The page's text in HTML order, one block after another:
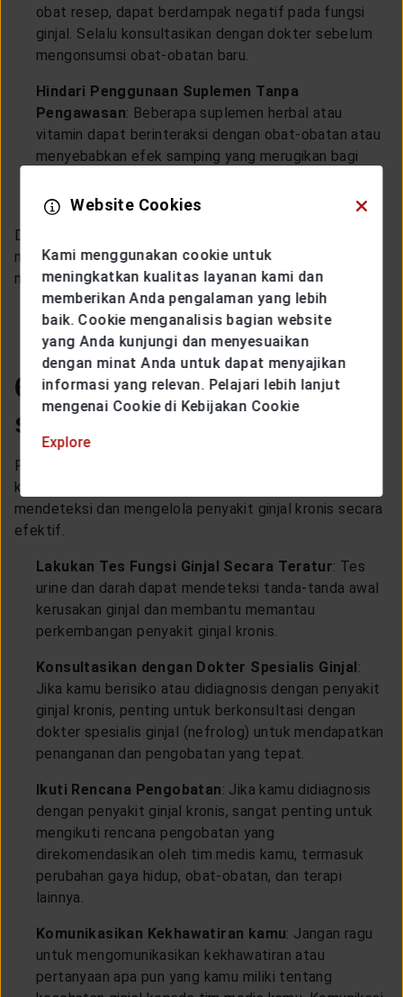
obat resep, dapat berdampak negatif pada fungsi
ginjal. Selalu konsultasikan dengan dokter sebelum
mengonsumsi obat-obatan baru.
Hindari Penggunaan Suplemen Tanpa
Pengawasan: Beberapa suplemen herbal atau
vitamin dapat berinteraksi dengan obat-obatan atau
menyebabkan efek samping yang merugikan bagi
mengonsumsi suplemen apa pun.
Dengan menghindari zat-zat berbahaya dan
mengonsumsi obat-obatan secara bijak, kamu dapat
melindungi kesehatan ginjal kamu.
6. Pemantauan Kesehatan
secara Rutin
Pemantauan rutin dan keterlibatan dengan tenaga
kesehatan profesional sangat penting untuk
mendeteksi dan mengelola penyakit ginjal kronis secara
efektif.
Lakukan Tes Fungsi Ginjal Secara Teratur: Tes
urine dan darah dapat mendeteksi tanda-tanda awal
kerusakan ginjal dan membantu memantau
perkembangan penyakit ginjal kronis.
Konsultasikan dengan Dokter Spesialis Ginjal:
Jika kamu berisiko atau didiagnosis dengan penyakit
ginjal kronis, penting untuk berkonsultasi dengan
dokter spesialis ginjal (nefrolog) untuk mendapatkan
penanganan dan pengobatan yang tepat.
Ikuti Rencana Pengobatan: Jika kamu didiagnosis
dengan penyakit ginjal kronis, sangat penting untuk
mengikuti rencana pengobatan yang
direkomendasikan oleh tim medis kamu, termasuk
perubahan gaya hidup, obat-obatan, dan terapi
lainnya.
Komunikasikan Kekhawatiran kamu: Jangan ragu
untuk mengomunikasikan kekhawatiran atau
pertanyaan apa pun yang kamu miliki tentang
Website Cookies
Kami menggunakan cookie untuk
meningkatkan kualitas layanan kami dan
memberikan Anda pengalaman yang lebih
baik. Cookie menganalisis bagian website
yang Anda kunjungi dan menyesuaikan
dengan minat Anda untuk dapat menyajikan
informasi yang relevan. Pelajari lebih lanjut
mengenai Cookie di Kebijakan Cookie
Explore